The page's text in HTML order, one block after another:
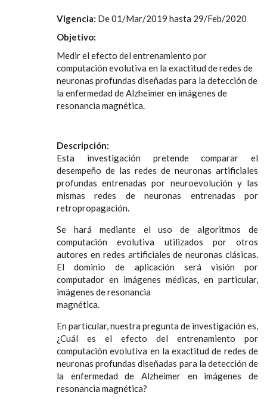
Vigencia: De01/Mar/2019 hasta 29/Feb/2020
Objetivo:
Medir el efecto del entrenamiento por
computación evolutiva en la exactitud de redes de
neuronas profundas diseñadas para la detección de
la enfermedad de Alzheimer en imágenes de
resonancia magnética.
Descripción:
Esta investigación pretende comparar el
desempeño de las redes de neuronas artificiales
profundas entrenadas por neuroevolución y las
mismas redes de neuronas entrenadas por
retropropagación.
Se hará mediante el uso de algoritmos de
computación evolutiva utilizados por otros
autores en redes artificiales de neuronas clásicas.
El dominio de aplicación será visión por
computador en imágenes médicas, en particular,
imágenes de resonancia
magnética.
En particular, nuestra pregunta de investigación es,
¿Cuál es el efecto del entrenamiento por
computación evolutiva en la exactitud de redes de
neuronas profundas diseñadas para la detección de
la enfermedad de Alzheimer en imágenes de
resonancia magnética?